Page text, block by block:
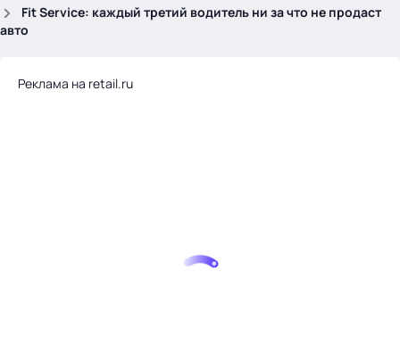
Fit Service: каждый третий водитель ни за что не продаст
авто
Реклама на retail.ru